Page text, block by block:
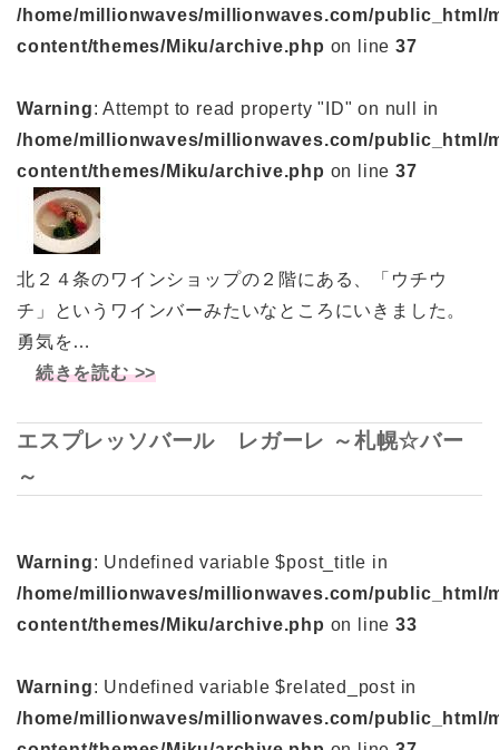
/home/millionwaves/millionwaves.com/public_html/
content/themes/Miku/archive.php on line37
Warning: Attempt to read property "ID" on null in
/home/millionwaves/millionwaves.com/public_html/
content/themes/Miku/archive.php on line37
北２４条のワインショップの２階にある、「ウチウ
チ」というワインバーみたいなところにいきました。
勇気を…
続きを読む >>
エスプレッソバール レガーレ ～札幌☆バー
～
Warning: Undefined variable $post_title in
/home/millionwaves/millionwaves.com/public_html/
content/themes/Miku/archive.php on line33
Warning: Undefined variable $related_post in
/home/millionwaves/millionwaves.com/public_html/